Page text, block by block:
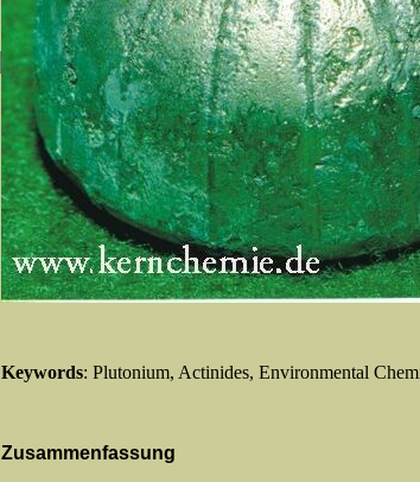
Keywords: Plutonium, Actinides, Environmental
Zusammenfassung